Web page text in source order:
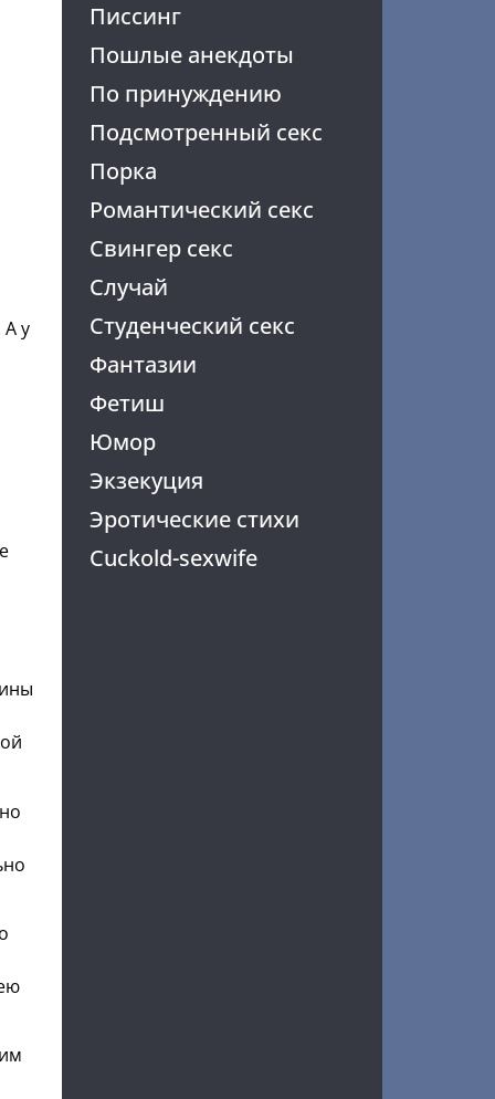
Писсинг
Пошлые анекдоты
По принуждению
Подсмотренный секс
Порка
Романтический секс
Свингер секс
Случай
Студенческий секс
Фантазии
Фетиш
Юмор
Экзекуция
Эротические стихи
Cuckold-sexwife
у